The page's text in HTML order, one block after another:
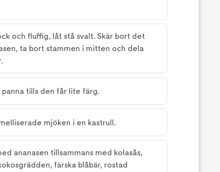
och fluffig, låt stå svalt. Skär bort det
ta bort stammen i mitten och dela
tills den får lite färg.
mjöken i en kastrull.
ananasen tillsammans med kolasås,
färska blåbär, rostad